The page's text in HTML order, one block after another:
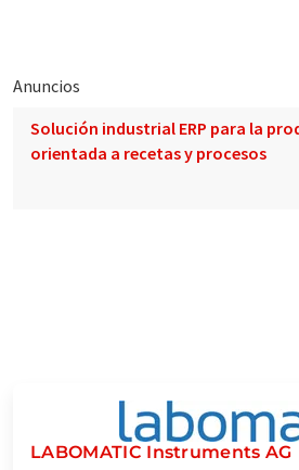
Anuncios
Solución industrial ERP para la
orientada a recetas y procesos
LABOMATIC Instruments AG